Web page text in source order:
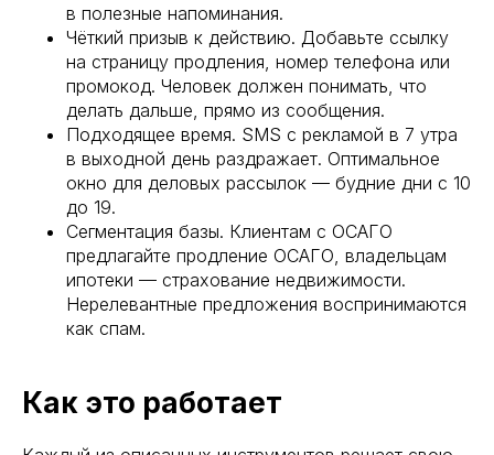
в полезные напоминания.
Чёткий призыв к действию. Добавьте ссылку
на страницу продления, номер телефона или
промокод. Человек должен понимать, что
делать дальше, прямо из сообщения.
Подходящее время. SMS с рекламой в 7 утра
в выходной день раздражает. Оптимальное
окно для деловых рассылок — будние дни с 10
до 19.
Сегментация базы. Клиентам с ОСАГО
предлагайте продление ОСАГО, владельцам
ипотеки — страхование недвижимости.
Нерелевантные предложения воспринимаются
как спам.
Как это работает